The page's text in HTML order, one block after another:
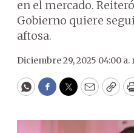
en el mercado.
Gobierno quiere
aftosa.
Diciembre 29, 2025 04:00 a.
WhatsApp
Facebook
Twitter
Email